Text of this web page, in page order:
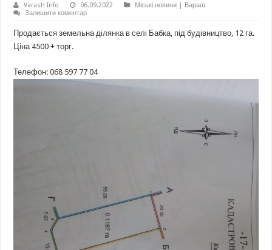
Varash Info 06.09.2022
Міські новини | Вараш
Залишити коментар
Продається земельна ділянка в селі Бабка, під будівництво, 12 га.
Ціна 4500 + торг.
Телефон: 068 597 77 04